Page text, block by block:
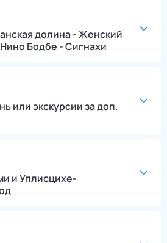
долина - Женский
Бодбе - Сигнахи
или экскурсии за доп.
и Уплисцихе-